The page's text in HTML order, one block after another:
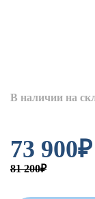
В наличии на
73 900₽
81 200₽